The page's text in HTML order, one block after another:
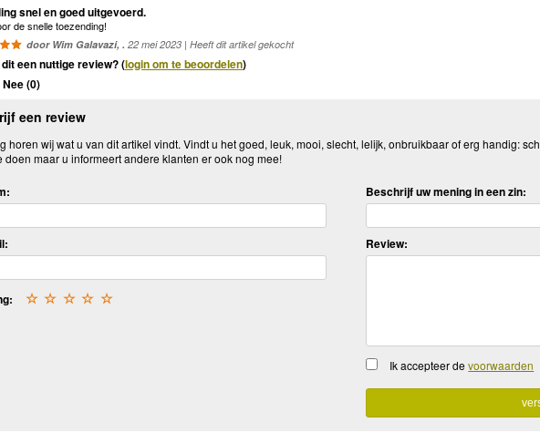
snel en goed uitgevoerd.
de snelle toezending!
door Wim Galavazi, . 22 mei 2023 | Heeft dit artikel gekocht
dit een nuttige review? (login om te beoordelen)
Nee (0)
een review
horen wij wat u van dit artikel vindt. Vindt u het goed, leuk, mooi, slecht, lelijk, onbruikbaar of erg handig:
doen maar u informeert andere klanten er ook nog mee!
☆
☆
☆
☆
☆
Beschrijf uw mening in een zin:
Review:
Ik accepteer devoorwaarden